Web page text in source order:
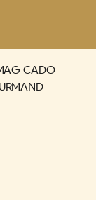
CADO